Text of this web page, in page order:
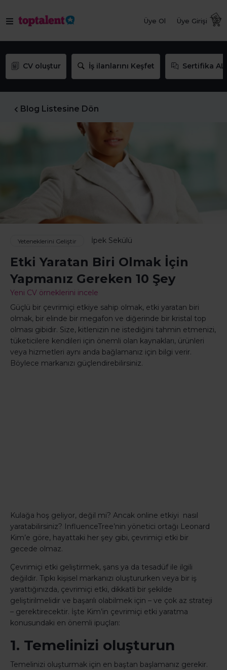
Üye Ol Üye Girişi
CV oluştur İş ilanlarını Keşfet Sertifika AL
Blog Listesine Dön
Yeteneklerini Geliştir İpek Sekülü
Etki Yaratan Biri Olmak İçin
Yapmanız Gereken 10 Şey
Yeni CV örneklerini incele
Güçlü bir çevrimiçi etkiye sahip olmak, etki yaratan biri
olmak, bir elinde bir megafon ve diğerinde bir kristal top
olması gibidir. Size, kitlenizin ne istediğini tahmin etmenizi,
tüketicilere kendileri için önemli olan kaynakları, ürünleri
veya hizmetleri aynı anda bağlamanız için bilgi verir.
Böylece markanızı güçlendirebilirsiniz.
Kulağa hoş geliyor, değil mi? Ancak online etkiyi nasıl
yaratabilirsiniz? InfluenceTree’nin yönetici ortağı Leonard
Kim’e göre, hayattaki her şey gibi, çevrimiçi etki bir
gecede olmaz.
Çevrimiçi etki geliştirmek, şans ya da tesadüf ile ilgili
değildir. Tıpkı kişisel markanızı oluştururken veya bir iş
yarattığınızda, çevrimiçi etki, dikkatli bir şekilde
geliştirilmelidir ve başarılı olabilmek için – ve çok az strateji
– gerektirecektir. İşte Kim’in çevrimiçi etki yaratma
konusundaki en önemli ipuçları:
1. Temelinizi oluşturun
Temelinizi oluşturmak için en baştan başlamanız gerekir.